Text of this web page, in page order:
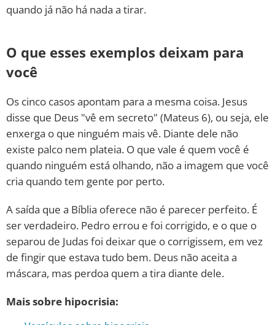
quando já não há nada a tirar.
O que esses exemplos deixam para
você
Os cinco casos apontam para a mesma coisa. Jesus
disse que Deus "vê em secreto" (Mateus 6), ou seja, ele
enxerga o que ninguém mais vê. Diante dele não
existe palco nem plateia. O que vale é quem você é
quando ninguém está olhando, não a imagem que você
cria quando tem gente por perto.
A saída que a Bíblia oferece não é parecer perfeito. É
ser verdadeiro. Pedro errou e foi corrigido, e o que o
separou de Judas foi deixar que o corrigissem, em vez
de fingir que estava tudo bem. Deus não aceita a
máscara, mas perdoa quem a tira diante dele.
Mais sobre hipocrisia: